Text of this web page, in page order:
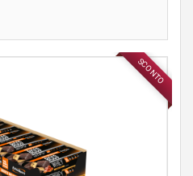
SCONTO
INTEGRATORI